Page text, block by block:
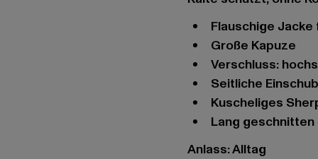
Flauschige
Große Kapuze
Verschluss:
Seitliche
Kuscheliges
Lang geschnitten
Anlass: Alltag